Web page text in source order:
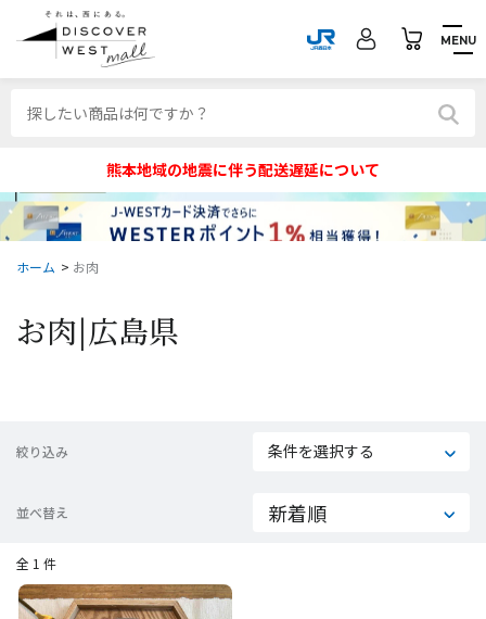
MENU
熊本地域の地震に伴う配送遅延について
ホーム > お肉
お肉|広島県
絞り込み 条件を選択する
並べ替え
全 1 件